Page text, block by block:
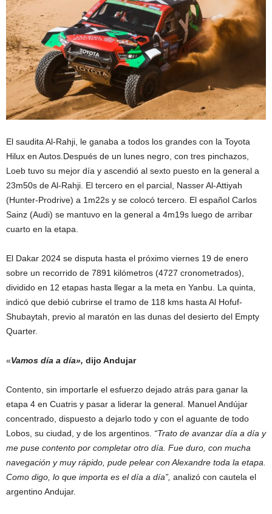
El saudita Al-Rahji, le ganaba a todos los grandes con la Toyota
Hilux en Autos.Después de un lunes negro, con tres pinchazos,
Loeb tuvo su mejor día y ascendió al sexto puesto en la general a
23m50s de Al-Rahji. El tercero en el parcial, Nasser Al-Attiyah
(Hunter-Prodrive) a 1m22s y se colocó tercero. El español Carlos
Sainz (Audi) se mantuvo en la general a 4m19s luego de arribar
cuarto en la etapa.
El Dakar 2024 se disputa hasta el próximo viernes 19 de enero
sobre un recorrido de 7891 kilómetros (4727 cronometrados),
dividido en 12 etapas hasta llegar a la meta en Yanbu. La quinta,
indicó que debió cubrirse el tramo de 118 kms hasta Al Hofuf-
Shubaytah, previo al maratón en las dunas del desierto del Empty
Quarter.
«Vamos día a día», dijo Andujar
Contento, sin importarle el esfuerzo dejado atrás para ganar la
etapa 4 en Cuatris y pasar a liderar la general. Manuel Andújar
concentrado, dispuesto a dejarlo todo y con el aguante de todo
Lobos, su ciudad, y de los argentinos. “Trato de avanzar día a día y
me puse contento por completar otro día. Fue duro, con mucha
navegación y muy rápido, pude pelear con Alexandre toda la etapa.
Como digo, lo que importa es el día a día”, analizó con cautela el
argentino Andujar.